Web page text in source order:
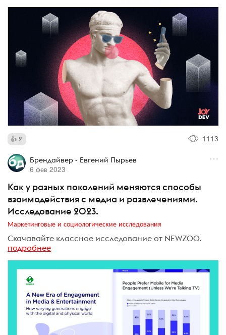
2 1113
Брендайвер - Евгений Пырьев
6 фев 2023
Как у разных поколений меняются способы
взаимодействия с медиа и развлечениями.
Исследование 2023.
Маркетинговые и социологические исследования
Скачавайте классное исследование от NEWZOO.
подробнее